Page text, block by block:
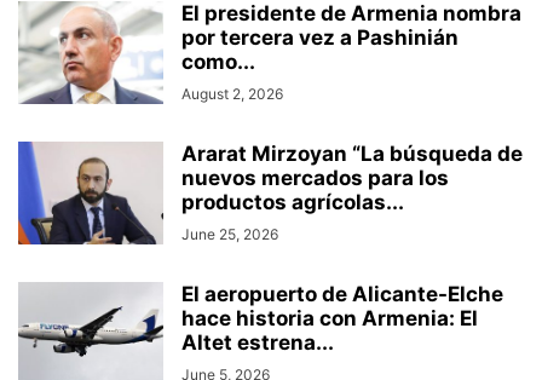
El presidente de Armenia nombra
por tercera vez a Pashinián
como...
August 2, 2026
Ararat Mirzoyan “La búsqueda de
nuevos mercados para los
productos agrícolas...
June 25, 2026
El aeropuerto de Alicante-Elche
hace historia con Armenia: El
Altet estrena...
June 5, 2026